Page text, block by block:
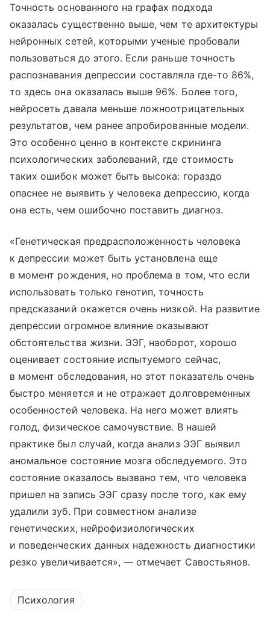
Точность основанного на графах подхода
оказалась существенно выше, чем те архитектуры
нейронных сетей, которыми ученые пробовали
пользоваться до этого. Если раньше точность
распознавания депрессии составляла где-то 86%,
то здесь она оказалась выше 96%. Более того,
нейросеть давала меньше ложноотрицательных
результатов, чем ранее апробированные модели.
Это особенно ценно в контексте скрининга
психологических заболеваний, где стоимость
таких ошибок может быть высока: гораздо
опаснее не выявить у человека депрессию, когда
она есть, чем ошибочно поставить диагноз.
«Генетическая предрасположенность человека
к депрессии может быть установлена еще
в момент рождения, но проблема в том, что если
использовать только генотип, точность
предсказаний окажется очень низкой. На развитие
депрессии огромное влияние оказывают
обстоятельства жизни. ЭЭГ, наоборот, хорошо
оценивает состояние испытуемого сейчас,
в момент обследования, но этот показатель очень
быстро меняется и не отражает долговременных
особенностей человека. На него может влиять
голод, физическое самочувствие. В нашей
практике был случай, когда анализ ЭЭГ выявил
аномальное состояние мозга обследуемого. Это
состояние оказалось вызвано тем, что человека
пришел на запись ЭЭГ сразу после того, как ему
удалили зуб. При совместном анализе
генетических, нейрофизиологических
и поведенческих данных надежность диагностики
резко увеличивается», — отмечает Савостьянов.
Психология